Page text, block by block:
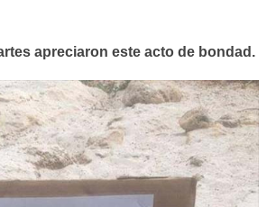
apreciaron este acto de bondad.